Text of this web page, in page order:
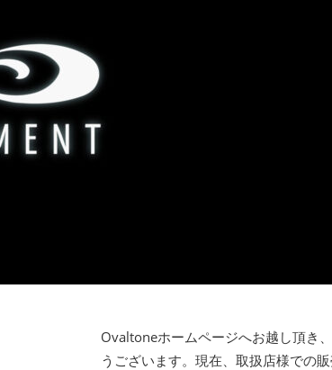
Ovaltoneホームページへお越し頂き
うございます。現在、取扱店様での販